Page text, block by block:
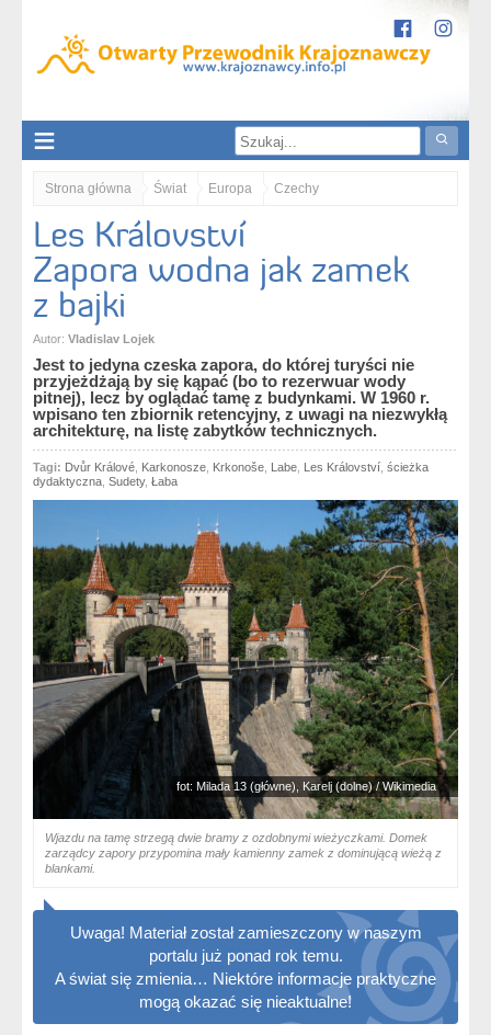
Strona główna Świat Europa Czechy
kraj hradecki / Královéhradecký kraj
Les Království. Zapora wodna jak zamek z bajki
Les Království
Zapora wodna jak zamek
z bajki
Autor: Vladislav Lojek
Jest to jedyna czeska zapora, do której turyści nie
przyjeżdżają by się kąpać (bo to rezerwuar wody
pitnej), lecz by oglądać tamę z budynkami. W 1960 r.
wpisano ten zbiornik retencyjny, z uwagi na niezwykłą
architekturę, na listę zabytków technicznych.
Tagi: Dvůr Králové Karkonosze Krkonoše Labe Les Království ścieżka
dydaktyczna Sudety, Łaba
fot: Milada 13 (główne), Karelj (dolne) / Wikimedia
Wjazdu na tamę strzegą dwie bramy z ozdobnymi wieżyczkami. Domek
zarządcy zapory przypomina mały kamienny zamek z dominującą wieżą z
blankami.
Uwaga! Materiał został zamieszczony w naszym
portalu już ponad rok temu.
A świat się zmienia… Niektóre informacje praktyczne
mogą okazać się nieaktualne!